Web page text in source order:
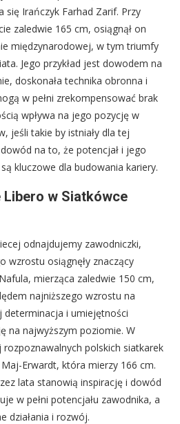
się Irańczyk Farhad Zarif. Przy
zaledwie 165 cm, osiągnął on
międzynarodowej, w tym triumfy
Jego przykład jest dowodem na
doskonała technika obronna i
w pełni zrekompensować brak
wpływa na jego pozycję w
jeśli takie by istniały dla tej
na to, że potencjał i jego
kluczowe dla budowania kariery.
w Siatkówce
odnajdujemy zawodniczki,
wzrostu osiągnęły znaczący
mierząca zaledwie 150 cm,
najniższego wzrostu na
determinacja i umiejętności
na najwyższym poziomie. W
polskich siatkarek
Erwardt, która mierzy 166 cm.
lata stanowią inspirację i dowód
w pełni potencjału zawodnika, a
działania i rozwój.